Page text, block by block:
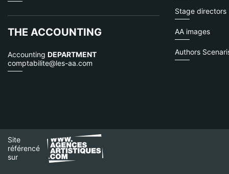
THE ACCOUNTING
Accounting DEPARTMENT
comptabilite@les-aa.com
Stage directors
AA images
Authors
Site
référencé
sur